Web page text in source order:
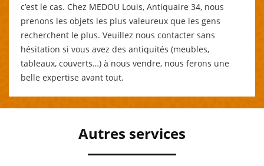
c’est le cas. Chez MEDOU Louis, Antiquaire 34, nous
prenons les objets les plus valeureux que les gens
recherchent le plus. Veuillez nous contacter sans
hésitation si vous avez des antiquités (meubles,
tableaux, couverts…) à nous vendre, nous ferons une
belle expertise avant tout.
Autres services